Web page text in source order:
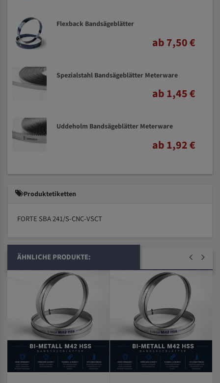
Flexback Bandsägeblätter
ab 7,50 €
Spezialstahl Bandsägeblätter Meterware
ab 1,45 €
Uddeholm Bandsägeblätter Meterware
ab 1,92 €
Produktetiketten
FORTE SBA 241/S-CNC-VSCT
ÄHNLICHE PRODUKTE: